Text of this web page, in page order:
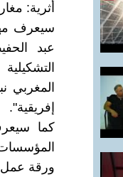
أثرية:
سيعرف
المغربي
إفريقية".
كما
المؤسسات
ورقة عمل